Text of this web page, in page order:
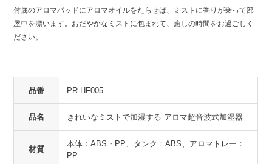
付属のアロマパッドにアロマオイルをたらせば、ミストに香りが乗って部
屋中を漂います。おだやかなミストに包まれて、癒しの時間をお過ごしく
ださい。
品番 PR-HF005
品名 きれいなミストで加湿する アロマ超音波式加湿器
材質
本体：ABS・PP、タンク：ABS、アロマトレー：
PP